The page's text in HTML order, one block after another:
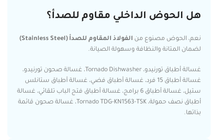
هل الحوض الداخلي مقاوم للصدأ؟
نعم، الحوض مصنوع من الفولاذ المقاوم للصدأ (Stainless Steel)
لضمان المتانة والنظافة وسهولة الصيانة.
غسالة أطباق تورنيدو، Tornado Dishwasher، غسالة صحون تورنيدو،
غسالة أطباق 15 فرد، غسالة أطباق فضي، غسالة أطباق ستانلس
ستيل، غسالة أطباق 6 برامج، غسالة أطباق فتح الباب تلقائي، غسالة
أطباق نصف حمولة، Tornado TDG-KN1563-TSK، غسالة صحون قائمة
بذاتها.